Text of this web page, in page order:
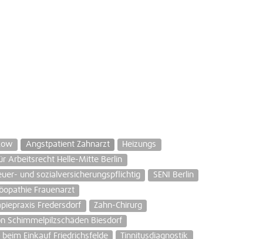
Angstpatient Zahnarzt
Heizungs
Arbeitsrecht Helle-Mitte Berlin
und sozialversicherungspflichtig
SENI Berlin
Frauenarzt
Fredersdorf
Zahn-Chirurg
Schimmelpilzschäden Biesdorf
beim Einkauf Friedrichsfelde
Tinnitusdiagnostik